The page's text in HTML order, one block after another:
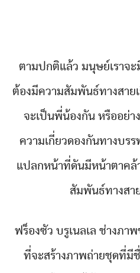
ตามปกติแล้ว มนุษย์เราจ
ต้องมีความสัมพันธ์ทางสาย
จะเป็นพี่น้องกัน หรืออย่
ความเกี่ยวดองกันทางบร
แปลกหน้าที่ดันมีหน้าตาคล้
สัมพันธ์ทางสา
ฟร็องซัว บรูเนลเล ช่างภาพ
ที่จะสร้างภาพถ่ายชุดที่มี